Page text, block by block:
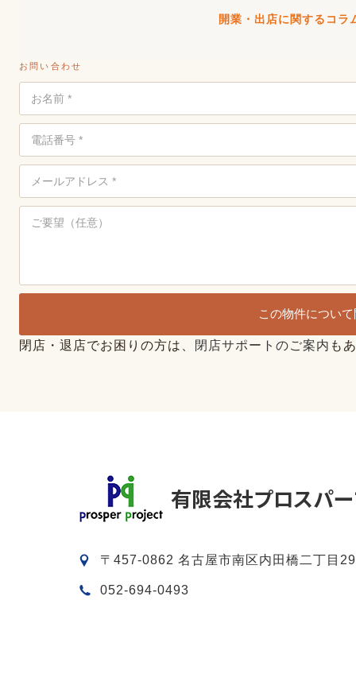
開業・出店に関するコラ
お問い合わせ
この物件につい
閉店・退店でお困りの方は、 閉店サポートのご案内 も
〒457-0862 名古屋市南区内田橋二丁目
052-694-0493